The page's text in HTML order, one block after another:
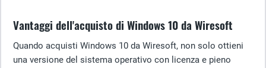
Vantaggi dell'acquisto di Windows 10 da Wiresoft
Quando acquisti Windows 10 da Wiresoft, non solo ottieni
una versione del sistema operativo con licenza e pieno